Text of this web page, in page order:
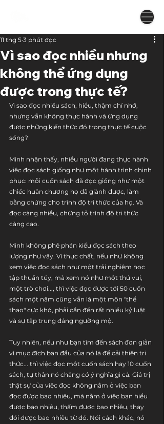
Vì sao đọc nhiều nhưng
không thể ứng dụng
được trong thực tế?
11 thg 5 3 phút đọc
Vì sao đọc nhiều sách, hiểu, thậm chí nhớ,
nhưng vẫn không thực hành và ứng dụng
được những kiến thức đó trong thực tế cuộc
sống?
Mình nhận thấy, nhiều người đang thực hành
việc đọc sách giống như một hành trình chinh
phục: mỗi cuốn sách đã đọc giống như một
chiếc huân chương họ đã giành được, làm
bằng chứng cho trình độ tri thức của họ. Và
đọc càng nhiều, chứng tỏ trình độ tri thức
càng cao.
Mình không phê phán kiểu đọc sách theo
lượng như vậy. Vì thực chất, nếu như không
xem việc đọc sách như một trải nghiệm học
tập thuần túy, mà xem nó như một thú vui,
một trò chơi..., thì việc đọc được tới 50 cuốn
sách một năm cũng vẫn là một môn "thể
thao" cực khó, phải cần đến rất nhiều kỷ luật
và sự tập trung đáng ngưỡng mộ.
Tuy nhiên, nếu như bạn tìm đến sách đơn giản
vì mục đích ban đầu của nó là để cải thiện tri
thức... thì việc đọc một cuốn sách hay 10 cuốn
sách, tự thân nó chẳng có ý nghĩa gì cả. Giá trị
thật sự của việc đọc không nằm ở việc bạn
đọc được bao nhiêu, mà nằm ở việc bạn hiểu
được bao nhiêu, thấm được bao nhiêu, thay
đổi được bao nhiêu từ đó. Nói cách khác, nó